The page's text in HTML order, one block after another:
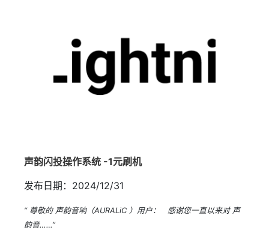
声韵闪投操作系统 -1元刷机
发布日期：2024/12/31
“ 尊敬的 声韵音响（AURALiC ）用户： 感谢您一直以来对 声
韵音……”